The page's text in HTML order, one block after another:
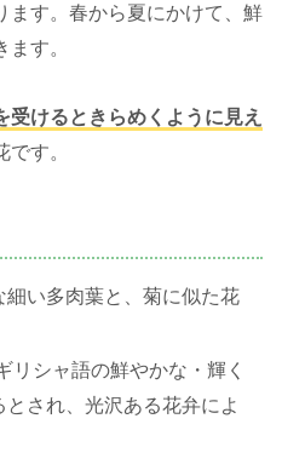
ます。春から夏にかけて、鮮
す。
受けるときらめくように見え
す。
細い多肉葉と、菊に似た花
リシャ語の鮮やかな・輝く
され、光沢ある花弁によ